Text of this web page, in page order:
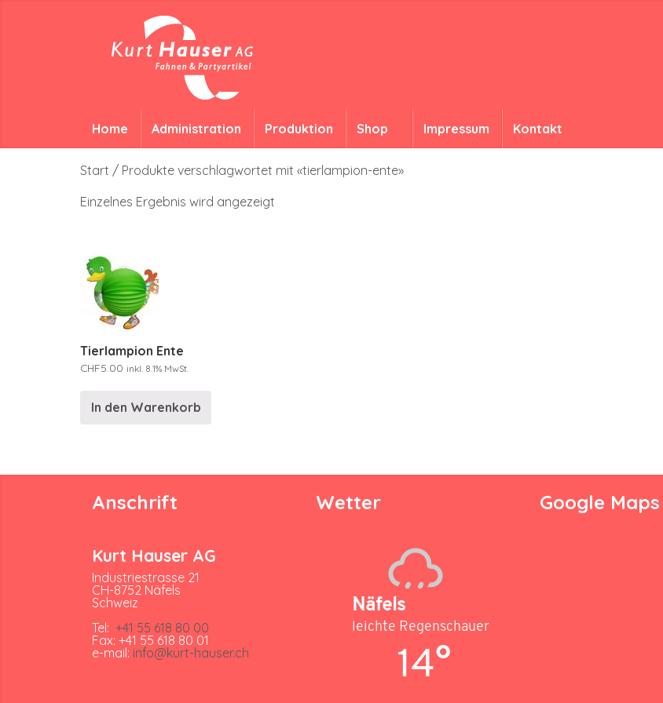
Home Administration Produktion Shop Impressum Kontakt
Start / Produkte verschlagwortet mit «tierlampion-ente»
Einzelnes Ergebnis wird angezeigt
Tierlampion Ente
CHF5.00 inkl. 8.1% MwSt.
In den Warenkorb
Anschrift
Kurt Hauser AG
Industriestrasse 21
CH-8752 Näfels
Schweiz
Tel: +41 55 618 80 00
Fax: +41 55 618 80 01
e-mail: info@kurt-hauser.ch
Wetter
Näfels
leichte Regenschauer
14°
Google Maps